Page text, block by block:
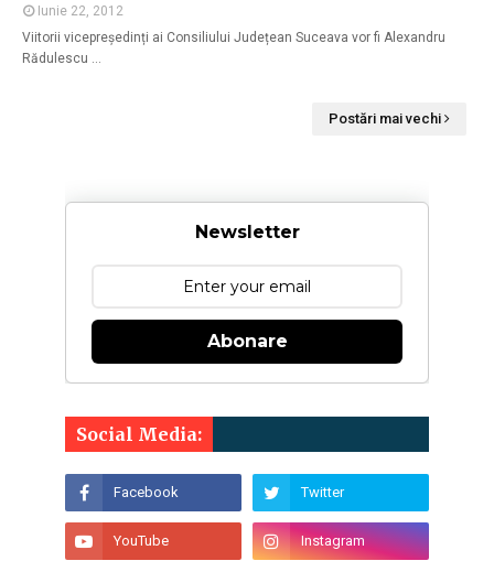
Iunie 22, 2012
Viitorii vicepreședinți ai Consiliului Județean Suceava vor fi Alexandru
Rădulescu …
Postări mai vechi
Newsletter
Abonare
Social Media: